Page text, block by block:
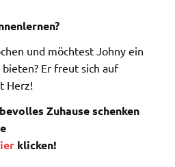
und möchtest Johny ein
bieten? Er freut sich auf
Herz!
Zuhause schenken
klicken!